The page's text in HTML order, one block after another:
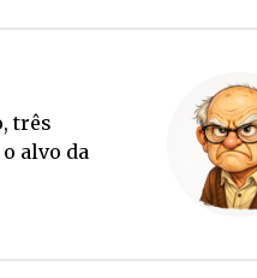
Cláudio Prisco Paraíso
Sorte lançada e tabuleiro
sucessório completo para